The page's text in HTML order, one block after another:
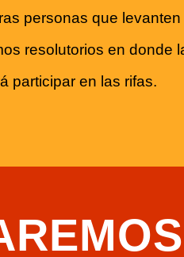
personas que levanten
resolutorios en donde
participar en las rifas.